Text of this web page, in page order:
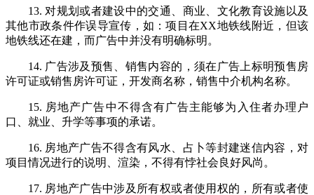
13. 对规划或者建设中的交通、商业、文化教育设施以及
其他市政条件作误导宣传，如：项目在XX地铁线附近，但该
地铁线还在建，而广告中并没有明确标明。
14. 广告涉及预售、销售内容的，须在广告上标明预售房
许可证或销售房许可证，开发商名称，销售中介机构名称。
15. 房地产广告中不得含有广告主能够为入住者办理户
口、就业、升学等事项的承诺。
16. 房地产广告不得含有风水、占卜等封建迷信内容，对
项目情况进行的说明、渲染，不得有悖社会良好风尚。
17. 房地产广告中涉及所有权或者使用权的，所有或者使